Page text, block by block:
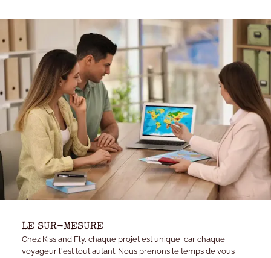
LE SUR-MESURE
Chez Kiss and Fly, chaque projet est unique, car chaque
voyageur l'est tout autant. Nous prenons le temps de vous